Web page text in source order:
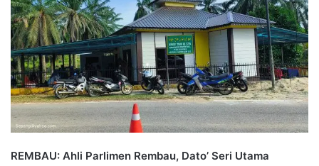
a
n
e
m
a
i
REMBAU: Ahli Parlimen Rembau, Dato’ Seri Utama